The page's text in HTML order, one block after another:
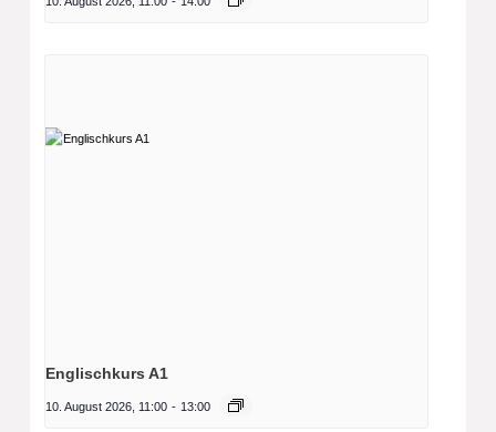
Englischkurs A1
10. August 2026, 11:00 - 13:00